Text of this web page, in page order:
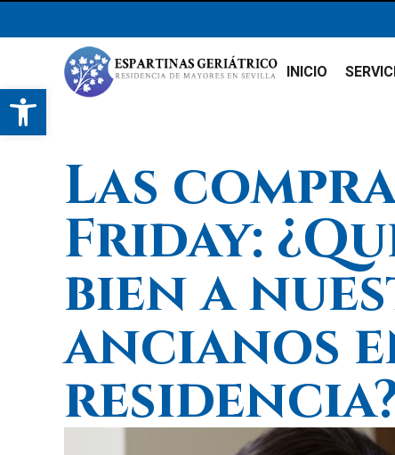
Abrir barra de herramientas
INICIO
Las
Friday:
bien a
ancianos